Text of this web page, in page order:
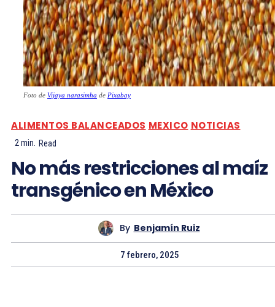
Foto de Vijaya narasimha de Pixabay
ALIMENTOS BALANCEADOS MEXICO NOTICIAS
2min. Read
No más restricciones al maíz
transgénico en México
By Benjamín Ruiz
7 febrero, 2025